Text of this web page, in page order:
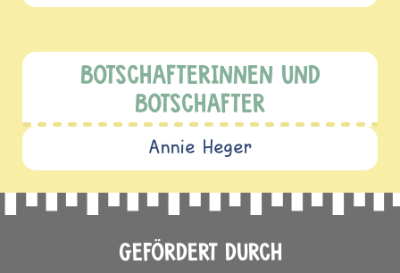
BOTSCHAFTERINNEN UND
BOTSCHAFTER
Annie Heger
GEFÖRDERT DURCH